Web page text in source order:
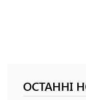
ОСТАННІ